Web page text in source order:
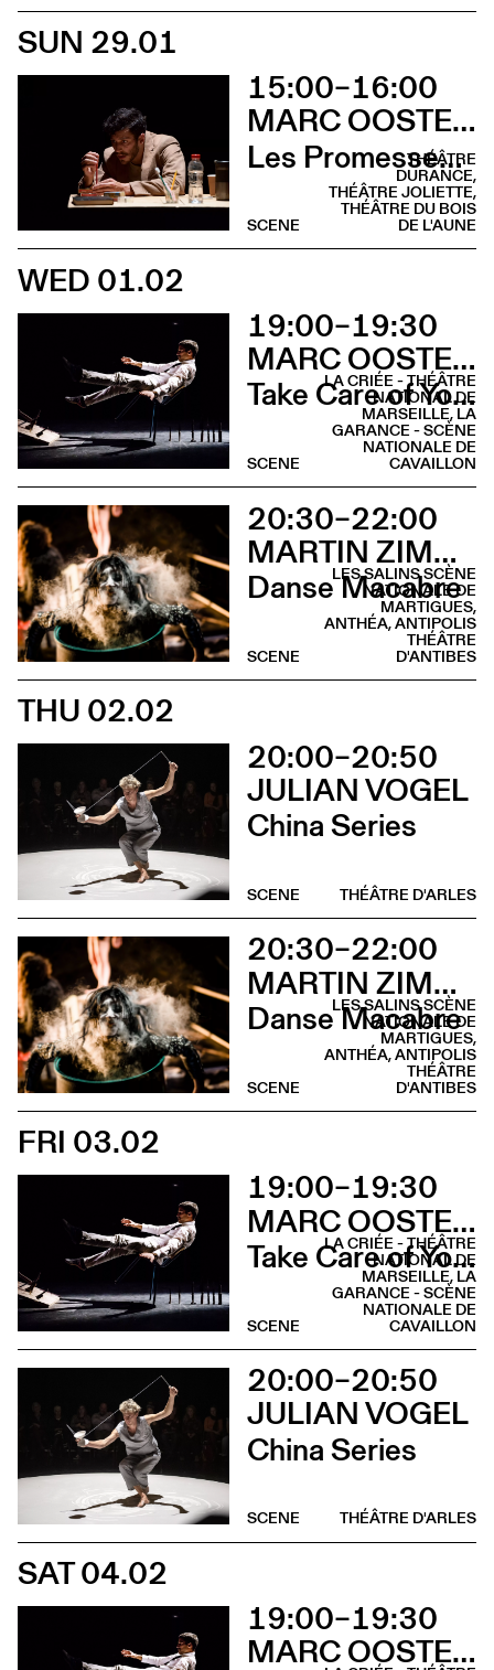
SUN 29.01
15:00–16:00
MARC OOSTERHOFF
Les Promesses de l’incertitude
THÉÂTRE
DURANCE,
THÉÂTRE JOLIETTE,
THÉÂTRE DU BOIS
DE L'AUNE
SCENE
WED 01.02
19:00–19:30
MARC OOSTERHOFF
Take Care of Yourself
LA CRIÉE - THÉÂTRE
NATIONAL DE
MARSEILLE, LA
GARANCE - SCÈNE
NATIONALE DE
CAVAILLON
SCENE
20:30–22:00
MARTIN ZIMMERMANN
Danse Macabre
LES SALINS SCÈNE
NATIONALE DE
MARTIGUES,
ANTHÉA, ANTIPOLIS
THÉÂTRE
D'ANTIBES
SCENE
THU 02.02
20:00–20:50
JULIAN VOGEL
China Series
THÉÂTRE D'ARLES
SCENE
20:30–22:00
MARTIN ZIMMERMANN
Danse Macabre
LES SALINS SCÈNE
NATIONALE DE
MARTIGUES,
ANTHÉA, ANTIPOLIS
THÉÂTRE
D'ANTIBES
SCENE
FRI 03.02
19:00–19:30
MARC OOSTERHOFF
Take Care of Yourself
LA CRIÉE - THÉÂTRE
NATIONAL DE
MARSEILLE, LA
GARANCE - SCÈNE
NATIONALE DE
CAVAILLON
SCENE
20:00–20:50
JULIAN VOGEL
China Series
THÉÂTRE D'ARLES
SCENE
SAT 04.02
19:00–19:30
MARC OOSTERHOFF